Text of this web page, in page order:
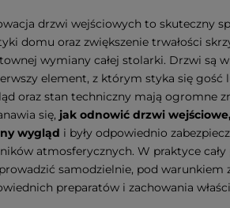
drzwi wejściowych to skuteczny
domu oraz zwiększenie trwałości
wymiany całej stolarki. Drzwi są
element, z którym styka się gość
oraz stan techniczny mają ogromne
się, jak odnowić drzwi
wygląd i były odpowiednio
atmosferycznych. W praktyce cały
samodzielnie, pod warunkiem
preparatów i zachowania